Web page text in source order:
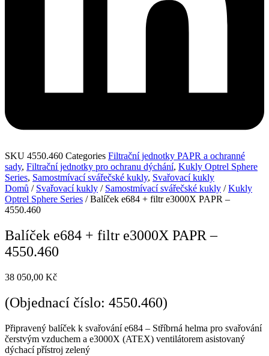
SKU 4550.460 Categories Filtrační jednotky PAPR a ochranné
sady, Filtrační jednotky pro ochranu dýchání, Kukly Optrel Sphere
Series, Samostmívací svářečské kukly, Svařovací kukly
Domů / Svařovací kukly / Samostmívací svářečské kukly /Kukly
Optrel Sphere Series / Balíček e684 + filtr e3000X PAPR –
4550.460
Balíček e684 + filtr e3000X PAPR –
4550.460
38 050,00 Kč
(Objednací číslo: 4550.460)
Připravený balíček k svařování e684 – Stříbrná helma pro svařování
čerstvým vzduchem a e3000X (ATEX) ventilátorem asistovaný
dýchací přístroj zelený